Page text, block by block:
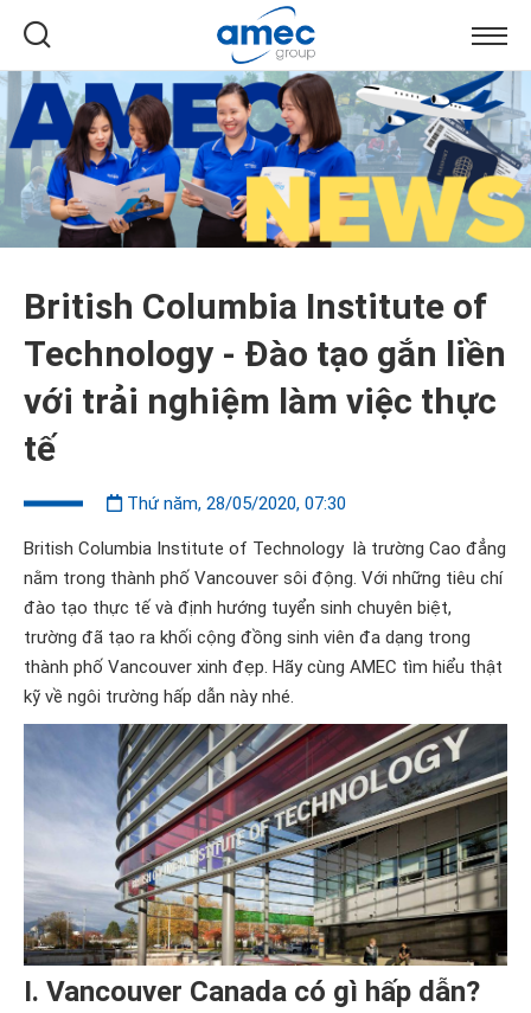
British Columbia Institute of
Technology - Đào tạo gắn liền
với trải nghiệm làm việc thực
tế
Thứ năm, 28/05/2020, 07:30
British Columbia Institute of Technology là trường Cao đẳng
nằm trong thành phố Vancouver sôi động. Với những tiêu chí
đào tạo thực tế và định hướng tuyển sinh chuyên biệt,
trường đã tạo ra khối cộng đồng sinh viên đa dạng trong
thành phố Vancouver xinh đẹp. Hãy cùng AMEC tìm hiểu thật
kỹ về ngôi trường hấp dẫn này nhé.
I. Vancouver Canada có gì hấp dẫn?